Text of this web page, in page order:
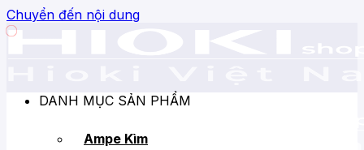
Chuyển đến nội dung
DANH MỤC SẢN PHẨM
Ampe Kìm